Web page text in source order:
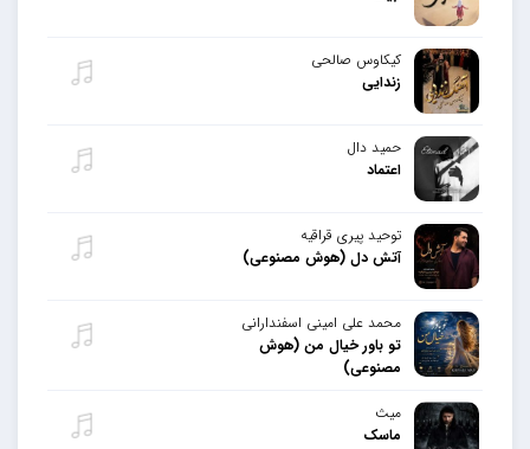
کیکاوس صالحی
زندایی
حمید دال
اعتماد
توحید پیری قراقیه
آتش دل (هوش مصنوعی)
محمد علی امینی اسفندارانی
تو باور خیال من (هوش
مصنوعی)
میث
ماسک